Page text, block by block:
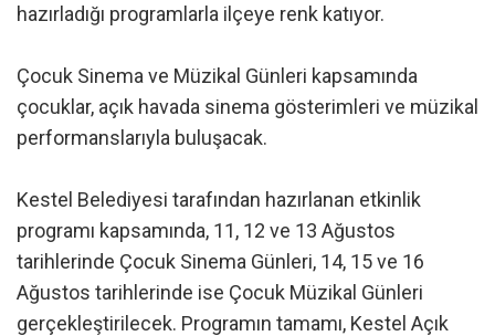
hazırladığı programlarla ilçeye renk katıyor.
Çocuk Sinema ve Müzikal Günleri kapsamında
çocuklar, açık havada sinema gösterimleri ve müzikal
performanslarıyla buluşacak.
Kestel Belediyesi tarafından hazırlanan etkinlik
programı kapsamında, 11, 12 ve 13 Ağustos
tarihlerinde Çocuk Sinema Günleri, 14, 15 ve 16
Ağustos tarihlerinde ise Çocuk Müzikal Günleri
gerçekleştirilecek. Programın tamamı, Kestel Açık